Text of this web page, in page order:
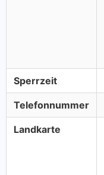
Sperrzeit
Telefonnummer
Landkarte